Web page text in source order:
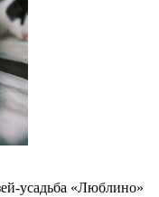
усадьба «Люблино»